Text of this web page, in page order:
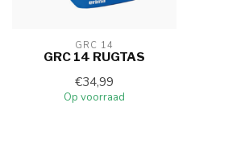
GRC 14
GRC 14 RUGTAS
€34,99
Op voorraad